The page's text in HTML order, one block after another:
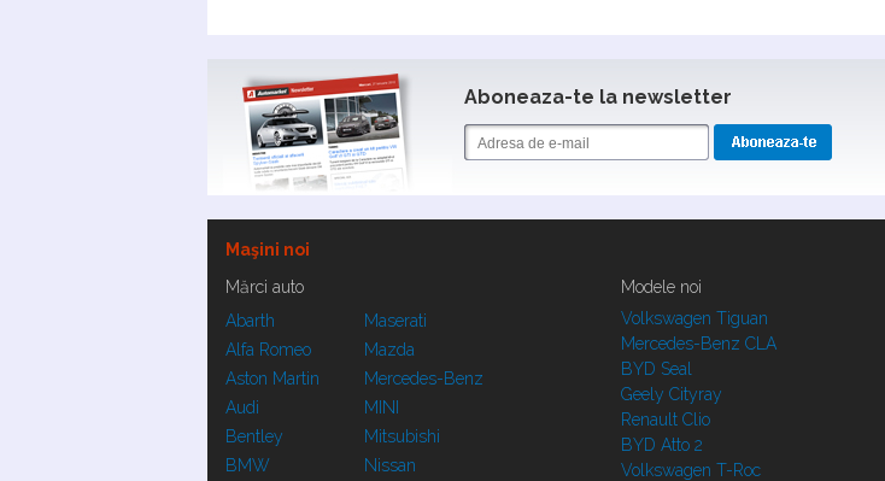
Aboneaza-te la newsletter
Maşini noi
Mărci auto
Abarth
Alfa Romeo
Aston Martin
Audi
Bentley
BMW
Maserati
Mazda
Mercedes-Benz
MINI
Mitsubishi
Nissan
Modele noi
Volkswagen Tiguan
Mercedes-Benz CLA
BYD Seal
Geely Cityray
Renault Clio
BYD Atto 2
Volkswagen T-Roc